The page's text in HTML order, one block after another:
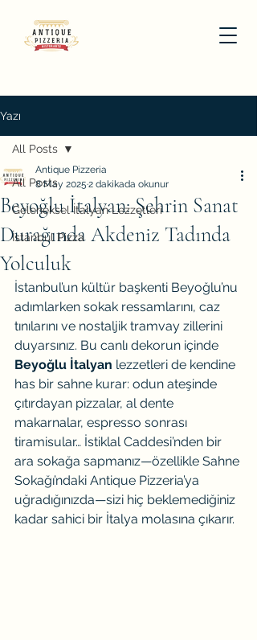
Yazı
All Posts
Geleneksel İtalyan Lezzetleri
İstanbul Pizza
All Posts
Beyoğlu İtalyan: Şehrin Sanat
Durağında Akdeniz Tadında
Yolculuk
Antique Pizzeria
8 May 2025 2 dakikada okunur
İstanbul’un kültür başkenti Beyoğlu’nu
adımlarken sokak ressamlarını, caz
tınılarını ve nostaljik tramvay zillerini
duyarsınız. Bu canlı dekorun içinde
Beyoğlu İtalyan lezzetleri de kendine
has bir sahne kurar: odun ateşinde
çıtırdayan pizzalar, al dente
makarnalar, espresso sonrası
tiramisular… İstiklal Caddesi’nden bir
ara sokağa sapmanız—özellikle Sahne
Sokağı’ndaki Antique Pizzeria’ya
uğradığınızda—sizi hiç beklemediğiniz
kadar sahici bir İtalya molasına çıkarır.